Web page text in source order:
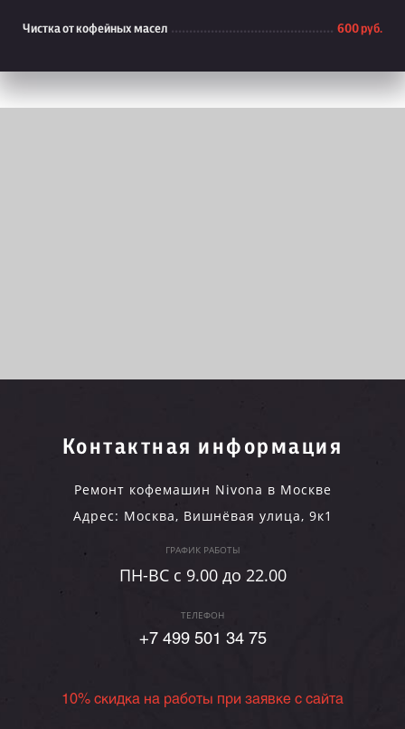
Чистка от кофейных масел 600 руб.
Контактная информация
Ремонт кофемашин Nivona в Москве
Адрес: Москва, Вишнёвая улица, 9к1
ГРАФИК РАБОТЫ
ПН-ВC c 9.00 до 22.00
ТЕЛЕФОН
+7 499 501 34 75
10% скидка на работы при заявке с сайта